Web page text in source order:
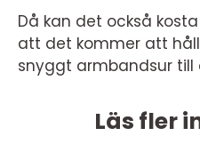
Då kan det också
att det kommer att
snyggt armbandsur till
Läs fler